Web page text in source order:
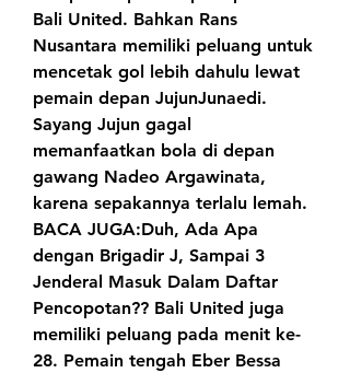
Bali United. Bahkan Rans
Nusantara memiliki peluang untuk
mencetak gol lebih dahulu lewat
pemain depan JujunJunaedi.
Sayang Jujun gagal
memanfaatkan bola di depan
gawang Nadeo Argawinata,
karena sepakannya terlalu lemah.
BACA JUGA:Duh, Ada Apa
dengan Brigadir J, Sampai 3
Jenderal Masuk Dalam Daftar
Pencopotan?? Bali United juga
memiliki peluang pada menit ke-
28. Pemain tengah Eber Bessa